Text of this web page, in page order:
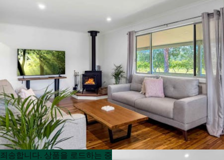
Product
Product
죄송합니다. 상품을 로드하는 중